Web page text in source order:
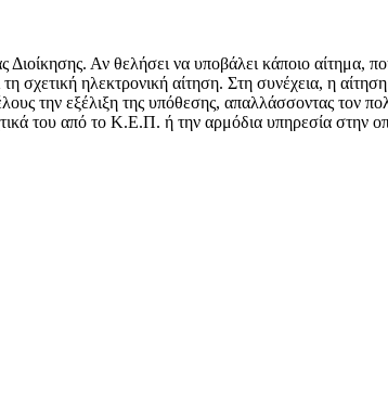
Αν θελήσει να υποβάλει κάποιο αίτημα,
σχετική ηλεκτρονική αίτηση. Στη συνέχεια, η
την εξέλιξη της υπόθεσης, απαλλάσσοντας τον
του από το Κ.Ε.Π. ή την αρμόδια υπηρεσία στην